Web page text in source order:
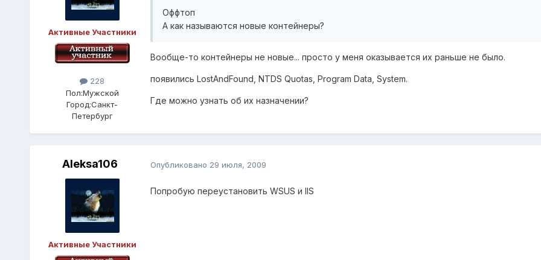
Активные Участники
228
Пол:Мужской
Город:Санкт-
Петербург
Оффтоп
А как называются новые контейнеры?
Вообще-то контейнеры не новые... просто у меня оказывается их раньше не было.
появились LostAndFound, NTDS Quotas, Program Data, System.
Где можно узнать об их назначении?
Aleksa106
Активные Участники
Опубликовано 29 июля, 2009
Попробую переустановить WSUS и IIS